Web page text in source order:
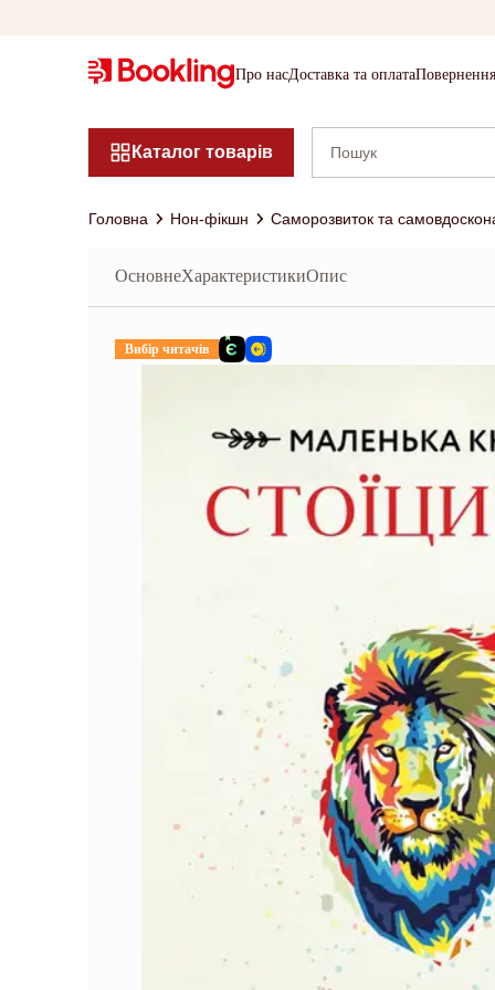
Про насДоставка та оплата
Каталог товарів
Головна Нон-фікшн Саморозвиток та
ОсновнеХарактеристикиОпис
Вибір читачів